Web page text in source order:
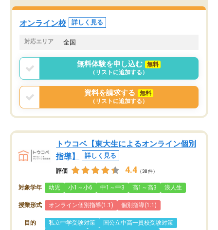
オンライン校 詳しく見る
対応エリア 全国
無料体験を申し込む
無料
（リストに追加する）
資料を請求する
無料
（リストに追加する）
トウコベ【東大生によるオンライン個別
指導】
詳しく見る
評価 4.4 （38件）
対象学年 幼児 小1～小6 中1～中3 高1～高3 浪人生
授業形式 オンライン個別指導(1:1) 個別指導(1:1)
目的 私立中学受験対策
国公立中高一貫校受験対策